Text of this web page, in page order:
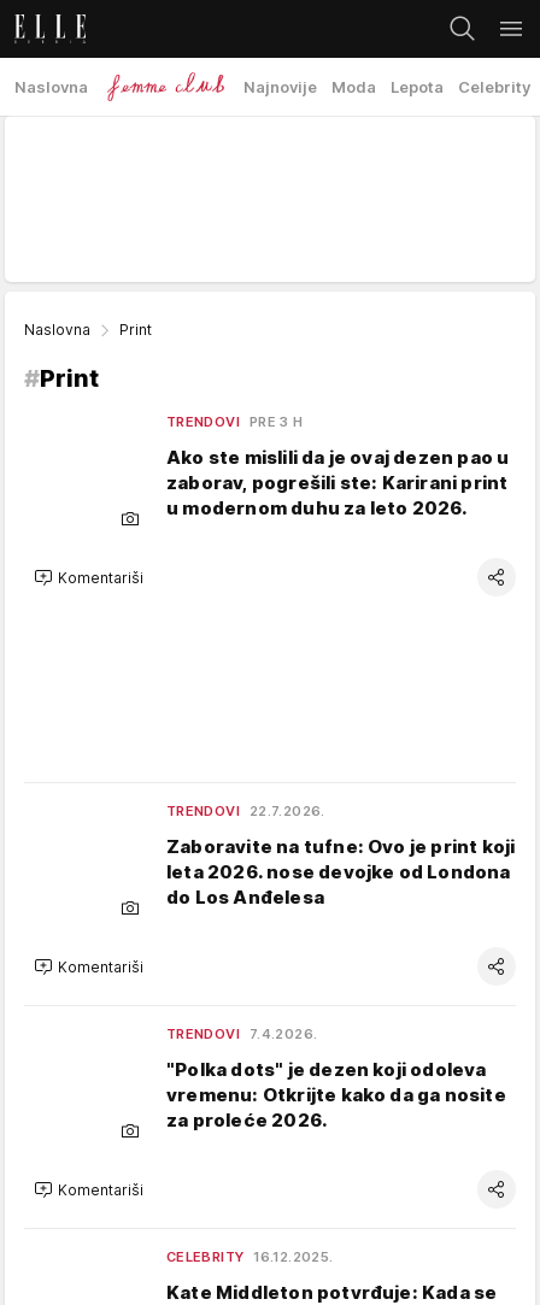
Naslovna Najnovije Moda Lepota Celebrity
Naslovna Print
#Print
TRENDOVI PRE 3 H
Ako ste mislili da je ovaj dezen pao u
zaborav, pogrešili ste: Karirani print
u modernom duhu za leto 2026.
Komentariši
TRENDOVI 22.7.2026.
Zaboravite na tufne: Ovo je print koji
leta 2026. nose devojke od Londona
do Los Anđelesa
Komentariši
TRENDOVI 7.4.2026.
"Polka dots" je dezen koji odoleva
vremenu: Otkrijte kako da ga nosite
za proleće 2026.
Komentariši
CELEBRITY 16.12.2025.
Kate Middleton potvrđuje: Kada se